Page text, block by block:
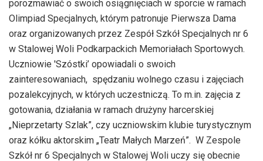
porozmawiać o swoich osiągnięciach w sporcie w ramach
Olimpiad Specjalnych, którym patronuje Pierwsza Dama
oraz organizowanych przez Zespół Szkół Specjalnych nr 6
w Stalowej Woli Podkarpackich Memoriałach Sportowych.
Uczniowie 'Szóstki’ opowiadali o swoich
zainteresowaniach, spędzaniu wolnego czasu i zajęciach
pozalekcyjnych, w których uczestniczą. To m.in. zajęcia z
gotowania, działania w ramach drużyny harcerskiej
„Nieprzetarty Szlak”, czy uczniowskim klubie turystycznym
oraz kółku aktorskim „Teatr Małych Marzeń”. W Zespole
Szkół nr 6 Specjalnych w Stalowej Woli uczy się obecnie